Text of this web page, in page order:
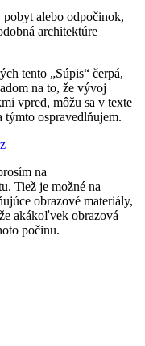
pobyt alebo odpočinok,
architektúre
tento „Súpis“ čerpá,
na to, že vývoj
vpred, môžu sa v texte
týmto ospravedlňujem.
na
Tiež je možné na
obrazové materiály,
akákoľvek obrazová
počinu.